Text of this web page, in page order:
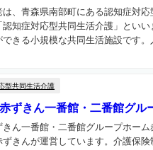
は、青森県南部町にある認知症対
知症対応型共同生活介護」とい
きる小規模な共同生活施設です
型共同生活介護
ずきん一番館・二番館グル
きん一番館・二番館グループホー
きんが運営しています。介護保